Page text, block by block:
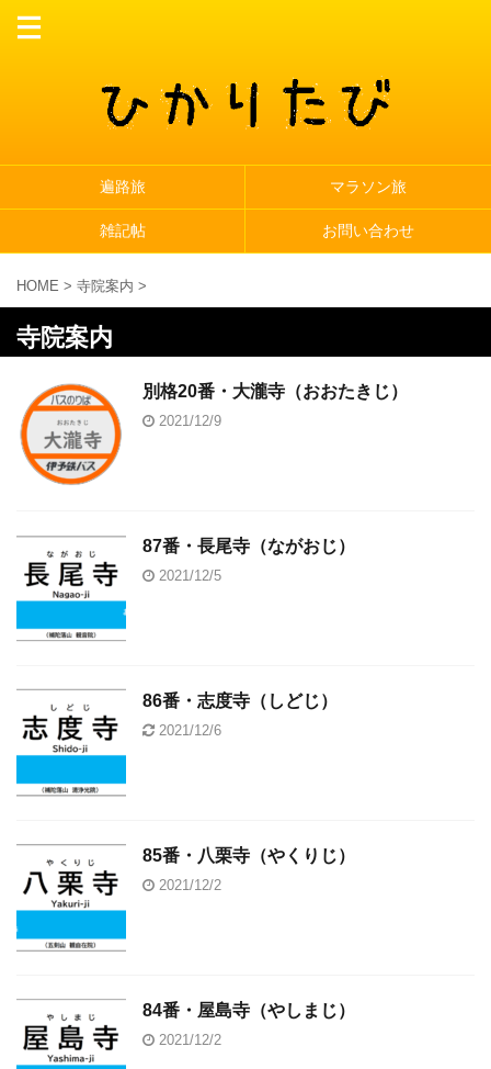
遍路旅 マラソン旅
雑記帖 お問い合わせ
HOME > 寺院案内 >
寺院案内
別格20番・大瀧寺（おおたきじ）
2021/12/9
87番・長尾寺（ながおじ）
2021/12/5
86番・志度寺（しどじ）
2021/12/6
85番・八栗寺（やくりじ）
2021/12/2
84番・屋島寺（やしまじ）
2021/12/2